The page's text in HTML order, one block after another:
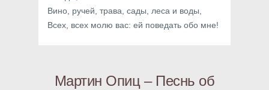
Вино, ручей, трава, сады, леса и воды,
Всех, всех молю вас: ей поведать обо мне!
Мартин Опиц – Песнь об